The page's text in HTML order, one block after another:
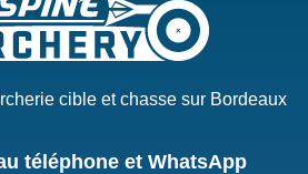
cible et chasse sur Bordeaux
téléphone et WhatsApp